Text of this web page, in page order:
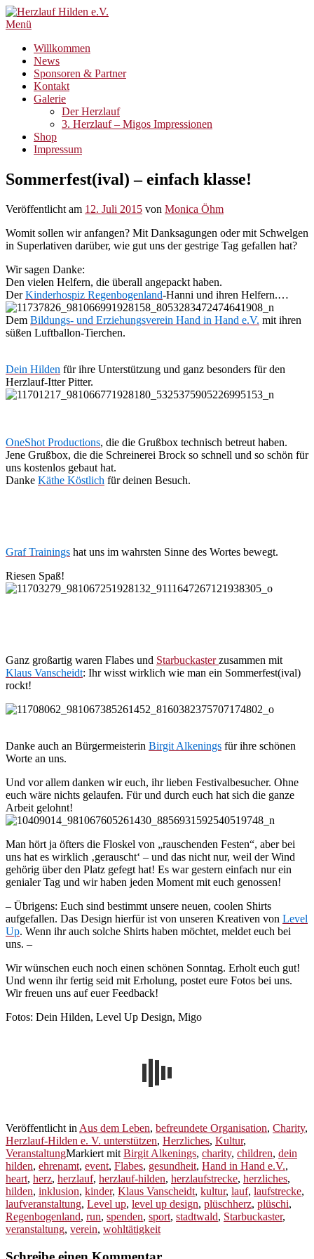
Zum
Inhalt
Menü
Willkommen
News
Sponsoren & Partner
Kontakt
Galerie
Der Herzlauf
3. Herzlauf – Migos Impressionen
Shop
Impressum
Sommerfest(ival) – einfach klasse!
Veröffentlicht am 12. Juli 2015 von Monica Öhm
Womit sollen wir anfangen? Mit Danksagungen oder mit Schwelgen
in Superlativen darüber, wie gut uns der gestrige Tag gefallen hat?
Wir sagen Danke:
Den vielen Helfern, die überall angepackt haben.
DerKinderhospiz Regenbogenland-Hanni und ihren Helfern.…
Dem Bildungs- und Erziehungsverein Hand in Hand e.V. mit ihren
süßen Luftballon-Tierchen.
Dein Hilden für ihre Unterstützung und ganz besonders für den
Herzlauf-Itter Pitter.
OneShot Productions, die die Grußbox technisch betreut haben.
Jene Grußbox, die die Schreinerei Brock so schnell und so schön für
uns kostenlos gebaut hat.
Danke Käthe Köstlich für deinen Besuch.
Graf Trainings hat uns im wahrsten Sinne des Wortes bewegt.
Riesen Spaß!
Ganz großartig waren Flabes und Starbuckasterzusammen mit
Klaus Vanscheidt: Ihr wisst wirklich wie man ein Sommerfest(ival)
rockt!
Danke auch an Bürgermeisterin Birgit Alkenings für ihre schönen
Worte an uns.
Und vor allem danken wir euch, ihr lieben Festivalbesucher. Ohne
euch wäre nichts gelaufen. Für und durch euch hat sich die ganze
Arbeit gelohnt!
Man hört ja öfters die Floskel von „rauschenden Festen“, aber bei
uns hat es wirklich ‚gerauscht‘ – und das nicht nur, weil der Wind
gehörig über den Platz gefegt hat! Es war gestern einfach nur ein
genialer Tag und wir haben jeden Moment mit euch genossen!
– Übrigens: Euch sind bestimmt unsere neuen, coolen Shirts
aufgefallen. Das Design hierfür ist von unseren Kreativen von Level
Up. Wenn ihr auch solche Shirts haben möchtet, meldet euch bei
uns. –
Wir wünschen euch noch einen schönen Sonntag. Erholt euch gut!
Und wenn ihr fertig seid mit Erholung, postet eure Fotos bei uns.
Wir freuen uns auf euer Feedback!
Fotos: Dein Hilden, Level Up Design, Migo
Veröffentlicht in Aus dem Leben, befreundete Organisation, Charity,
Herzlauf-Hilden e. V. unterstützen, Herzliches, Kultur,
VeranstaltungMarkiert mit Birgit Alkenings, charity, children, dein
hilden, ehrenamt, event, Flabes, gesundheit, Hand in Hand e.V.,
heart, herz, herzlauf, herzlauf-hilden, herzlaufstrecke, herzliches,
hilden, inklusion, kinder, Klaus Vanscheidt, kultur, lauf, laufstrecke,
laufveranstaltung, Level up, level up design, plüschherz, plüschi,
Regenbogenland, run, spenden, sport, stadtwald, Starbuckaster,
veranstaltung, verein, wohltätigkeit